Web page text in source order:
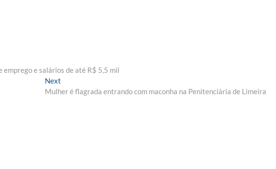
emprego e salários de até R$ 5,5 mil
Next
post:
Mulher é flagrada entrando com maconha na Penitenciária de Limeira